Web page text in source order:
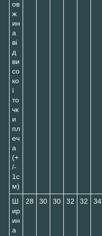
ов
ж
ин
а
ві
д
ви
со
ко
ї
то
чк
и
пл
еч
а
(+
/-
1с
м)
Ш
ир
ин
а
28 30 30 32 32 34